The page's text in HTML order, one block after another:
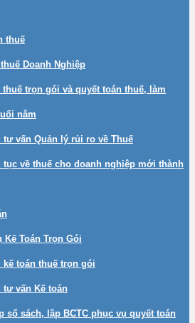
thuế
Doanh Nghiệp
thuế trọn gói và quyết toán thuế, làm
năm
tư vấn Quản lý rủi ro về Thuế
tục về thuế cho doanh nghiệp mới thành
Kế Toán Trọn Gói
kế toán thuế trọn gói
tư vấn Kế toán
sổ sách, lập BCTC phục vụ quyết toán